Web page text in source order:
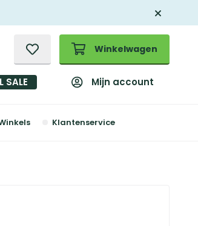
Winkelwagen
SALE Mijn account
Klantenservice